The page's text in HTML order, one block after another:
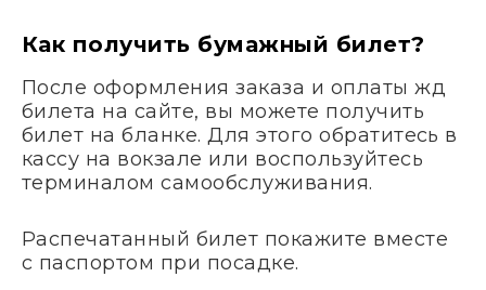
Как получить бумажный билет?
После оформления заказа и оплаты жд
билета на сайте, вы можете получить
билет на бланке. Для этого обратитесь в
кассу на вокзале или воспользуйтесь
терминалом самообслуживания.
Распечатанный билет покажите вместе
с паспортом при посадке.